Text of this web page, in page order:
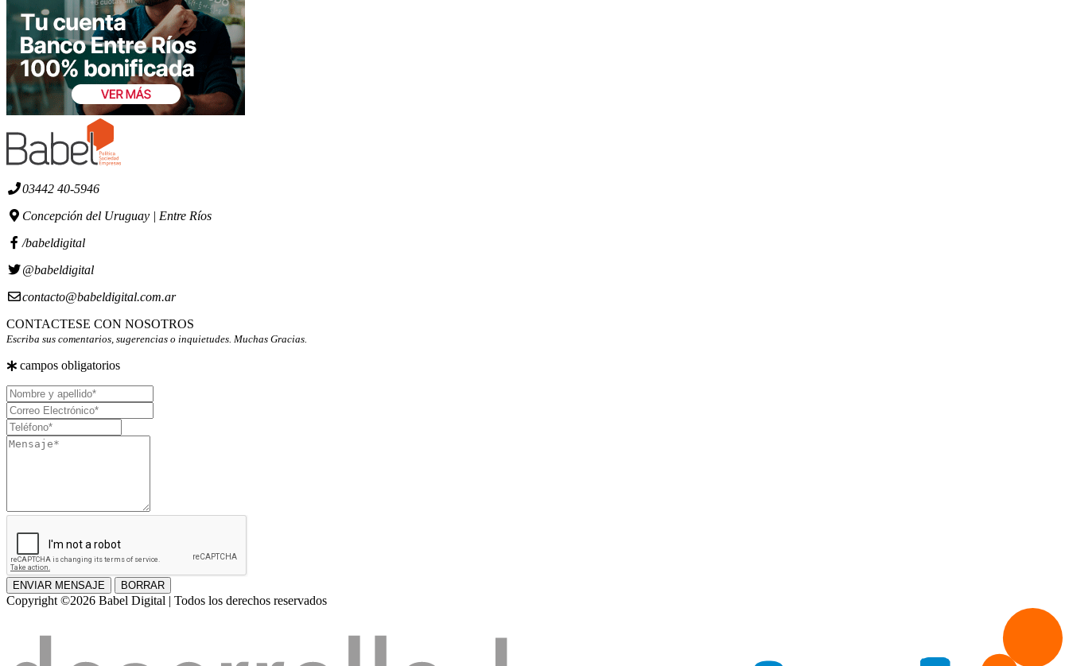
03442 40-5946
Concepción del Uruguay | Entre Ríos
/babeldigital
@babeldigital
contacto@babeldigital.com.ar
CONTACTESE CON NOSOTROS
Escriba sus comentarios, sugerencias o inquietudes. Muchas Gracias.
campos obligatorios
Nombre
y
apellido
Correo
Electrónico
Teléfono
Mensaje
ENVIAR MENSAJE BORRAR
Copyright ©2026 Babel Digital | Todos los derechos reservados